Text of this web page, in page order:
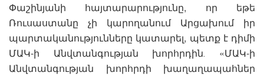
Փաշինյանի հայտարարությունը, որ եթե
Ռուսաստանը չի կարողանում Արցախում իր
պարտականությունները կատարել, պետք է դիմի
ՄԱԿ-ի Անվտանգության խորհրդին․ «ՄԱԿ-ի
Անվտանգության խորհրդի խաղաղապահներ